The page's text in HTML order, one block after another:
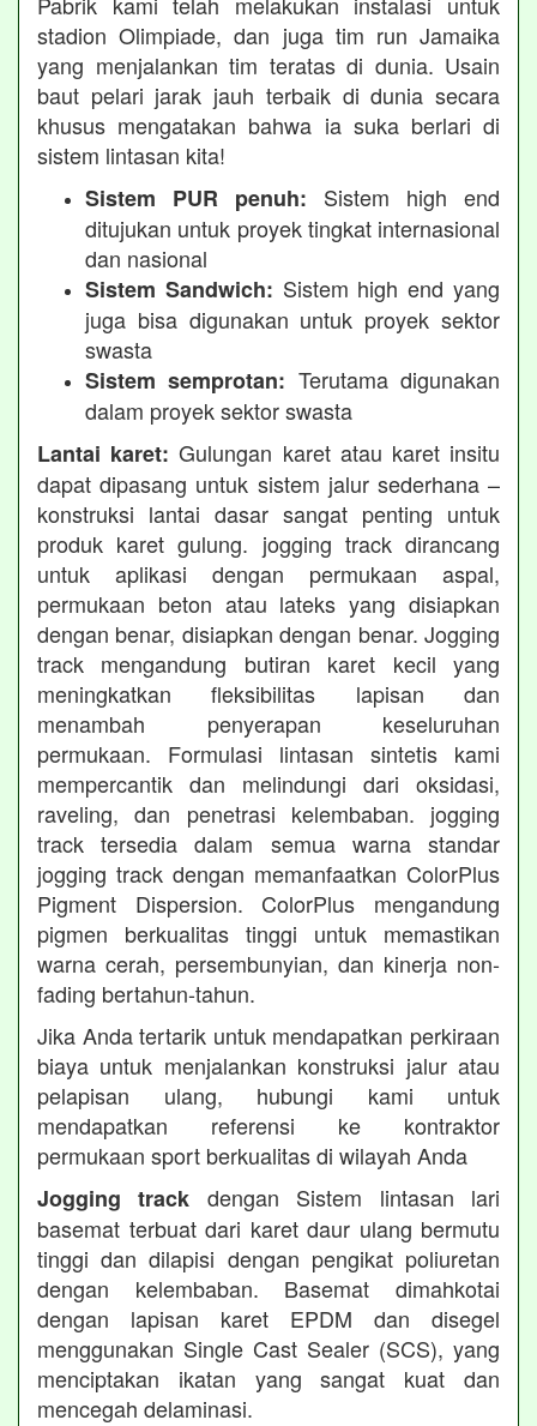
stadion Olimpiade, dan juga tim run Jamaika
yang menjalankan tim teratas di dunia. Usain
baut pelari jarak jauh terbaik di dunia secara
khusus mengatakan bahwa ia suka berlari di
sistem lintasan kita!
Sistem PUR penuh: Sistem high end
ditujukan untuk proyek tingkat internasional
dan nasional
Sistem Sandwich: Sistem high end yang
juga bisa digunakan untuk proyek sektor
swasta
Sistem semprotan: Terutama digunakan
dalam proyek sektor swasta
Lantai karet: Gulungan karet atau karet insitu
dapat dipasang untuk sistem jalur sederhana –
konstruksi lantai dasar sangat penting untuk
produk karet gulung. jogging track dirancang
untuk aplikasi dengan permukaan aspal,
permukaan beton atau lateks yang disiapkan
dengan benar, disiapkan dengan benar. Jogging
track mengandung butiran karet kecil yang
meningkatkan fleksibilitas lapisan dan
menambah penyerapan keseluruhan
permukaan. Formulasi lintasan sintetis kami
mempercantik dan melindungi dari oksidasi,
raveling, dan penetrasi kelembaban. jogging
track tersedia dalam semua warna standar
jogging track dengan memanfaatkan ColorPlus
Pigment Dispersion. ColorPlus mengandung
pigmen berkualitas tinggi untuk memastikan
warna cerah, persembunyian, dan kinerja non-
fading bertahun-tahun.
Jika Anda tertarik untuk mendapatkan perkiraan
biaya untuk menjalankan konstruksi jalur atau
pelapisan ulang, hubungi kami untuk
mendapatkan referensi ke kontraktor
permukaan sport berkualitas di wilayah Anda
Jogging track dengan Sistem lintasan lari
basemat terbuat dari karet daur ulang bermutu
tinggi dan dilapisi dengan pengikat poliuretan
dengan kelembaban. Basemat dimahkotai
dengan lapisan karet EPDM dan disegel
menggunakan Single Cast Sealer (SCS), yang
menciptakan ikatan yang sangat kuat dan
mencegah delaminasi.